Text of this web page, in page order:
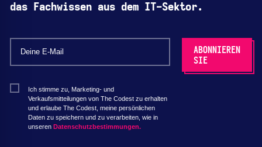
das Fachwissen aus dem IT-Sektor.
Ich stimme zu, Marketing- und
Verkaufsmitteilungen von The Codest zu erhalten
und erlaube The Codest, meine persönlichen
Daten zu speichern und zu verarbeiten, wie in
unseren Datenschutzbestimmungen.